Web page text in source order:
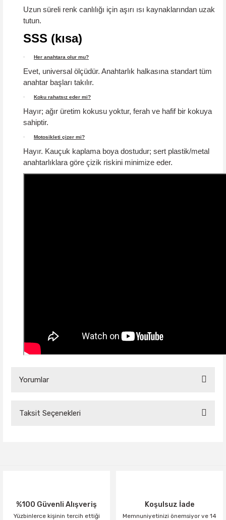
Uzun süreli renk canlılığı için aşırı ısı kaynaklarından uzak
tutun.
SSS (kısa)
· Her anahtara olur mu?
Evet, universal ölçüdür. Anahtarlık halkasına standart tüm
anahtar başları takılır.
· Koku rahatsız eder mi?
Hayır; ağır üretim kokusu yoktur, ferah ve hafifbir kokuya
sahiptir.
· Motosikleti çizer mi?
Hayır. Kauçuk kaplama boya dostudur; sert plastik/metal
anahtarlıklara göre çizik riskini minimize eder.
Yorumlar
Taksit Seçenekleri
%100 Güvenli Alışveriş
Yüzbinlerce kişinin tercih ettiği
Koşulsuz İade
Memnuniyetinizi önemsiyor ve 14